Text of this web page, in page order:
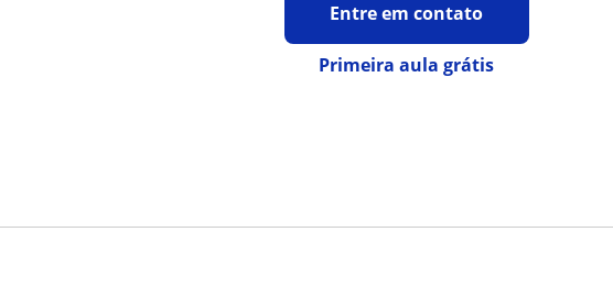
Entre em contato
Primeira aula grátis